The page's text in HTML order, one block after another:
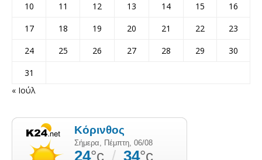
10
11 12 13 14 15
16
17
18 19 20 21 22
23
24
25 26 27 28 29
30
31
« Ιούλ